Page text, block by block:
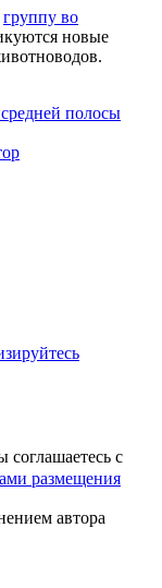
группу во
новые
полосы
с
размещения
автора